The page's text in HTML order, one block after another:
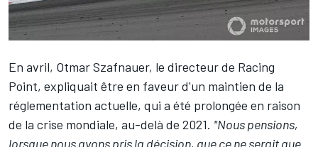
En avril, Otmar Szafnauer, le directeur de Racing
Point, expliquait être en faveur d'un maintien de la
réglementation actuelle, qui a été prolongée en raison
de la crise mondiale, au-delà de 2021. "Nous pensions,
lorsque nous avons pris la décision, que ce ne serait que